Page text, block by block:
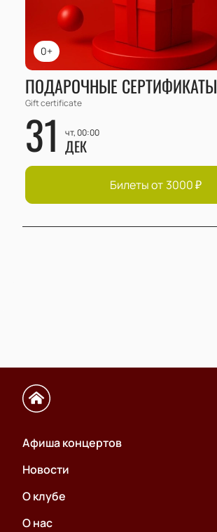
0+
ПОДАРОЧНЫЕ СЕРТИФИКАТЫ
Gift certificate
31 чт, 00:00
ДЕК
Билеты от 3000₽
Афиша концертов
Новости
О клубе
О нас